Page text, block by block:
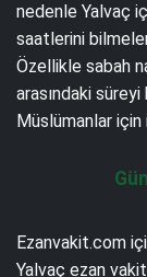
nedenle Yalvaç
saatlerini
Özellikle sabah
arasındaki
Müslümanlar
Ezanvakit.com
Yalvaç ezan